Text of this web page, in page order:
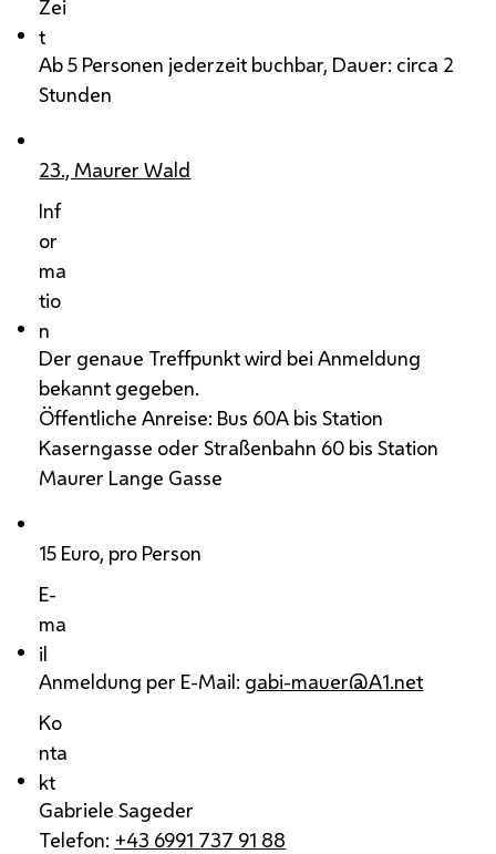
Zei
t
Ab 5 Personen jederzeit buchbar, Dauer: circa 2
Stunden
23., Maurer Wald
Inf
or
ma
tio
n
Der genaue Treffpunkt wird bei Anmeldung
bekannt gegeben.
Öffentliche Anreise: Bus 60A bis Station
Kaserngasse oder Straßenbahn 60 bis Station
Maurer Lange Gasse
15 Euro, pro Person
E-
ma
il
Anmeldung per E-Mail: gabi-mauer@A1.net
Ko
nta
kt
Gabriele Sageder
Telefon: +43 6991 737 91 88